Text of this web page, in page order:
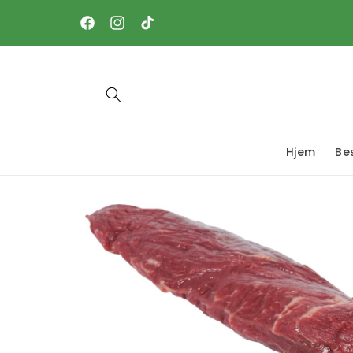
FacebookInstagram
TikTok
Hjem
Hopp til
produktinformasjon